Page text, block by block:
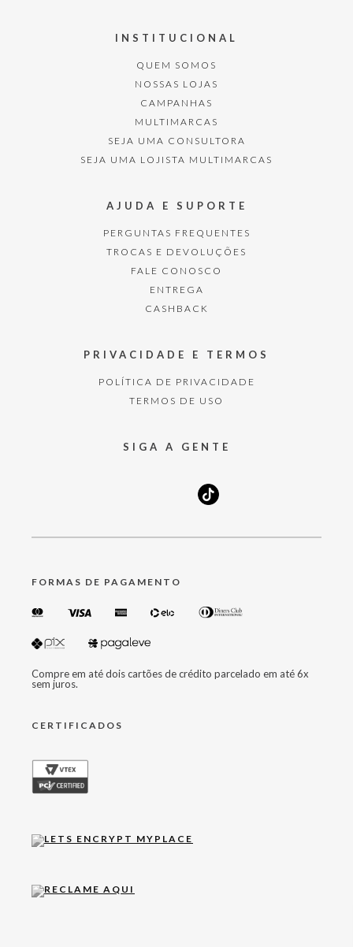
INSTITUCIONAL
QUEM SOMOS
NOSSAS LOJAS
CAMPANHAS
MULTIMARCAS
SEJA UMA CONSULTORA
SEJA UMA LOJISTA MULTIMARCAS
AJUDA E SUPORTE
PERGUNTAS FREQUENTES
TROCAS E DEVOLUÇÕES
FALE CONOSCO
ENTREGA
CASHBACK
PRIVACIDADE E TERMOS
POLÍTICA DE PRIVACIDADE
TERMOS DE USO
SIGA A GENTE
FORMAS DE PAGAMENTO
Compre em até dois cartões de crédito parcelado em até 6x
sem juros.
CERTIFICADOS